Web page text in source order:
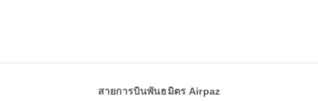
สายการบินพันธมิตร Airpaz